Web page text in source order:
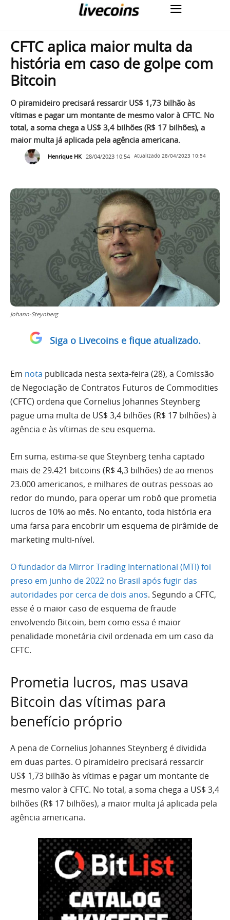
CFTC aplica maior multa da
história em caso de golpe com
Bitcoin
O piramideiro precisará ressarcir US$ 1,73 bilhão às
vítimas e pagar um montante de mesmo valor à CFTC. No
total, a soma chega a US$ 3,4 bilhões (R$ 17 bilhões), a
maior multa já aplicada pela agência americana.
Henrique HK 28/04/2023 10:54 Atualizado 28/04/2023 10:54
Johann-Steynberg
Siga o Livecoins e fique atualizado.
Em nota publicada nesta sexta-feira (28), a Comissão
de Negociação de Contratos Futuros de Commodities
(CFTC) ordena que Cornelius Johannes Steynberg
pague uma multa de US$ 3,4 bilhões (R$ 17 bilhões) à
agência e às vítimas de seu esquema.
Em suma, estima-se que Steynberg tenha captado
mais de 29.421 bitcoins (R$ 4,3 bilhões) de ao menos
23.000 americanos, e milhares de outras pessoas ao
redor do mundo, para operar um robô que prometia
lucros de 10% ao mês. No entanto, toda história era
uma farsa para encobrir um esquema de pirâmide de
marketing multi-nível.
O fundador da Mirror Trading International (MTI) foi
preso em junho de 2022 no Brasil após fugir das
autoridades por cerca de dois anos. Segundo a CFTC,
esse é o maior caso de esquema de fraude
envolvendo Bitcoin, bem como essa é maior
penalidade monetária civil ordenada em um caso da
CFTC.
Prometia lucros, mas usava
Bitcoin das vítimas para
benefício próprio
A pena de Cornelius Johannes Steynberg é dividida
em duas partes. O piramideiro precisará ressarcir
US$ 1,73 bilhão às vítimas e pagar um montante de
mesmo valor à CFTC. No total, a soma chega a US$ 3,4
bilhões (R$ 17 bilhões), a maior multa já aplicada pela
agência americana.